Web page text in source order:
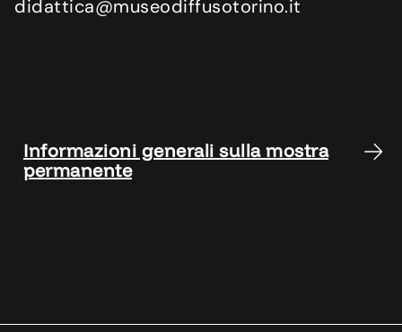
didattica@museodiffusotorino.it
Informazioni generali sulla mostra
permanente